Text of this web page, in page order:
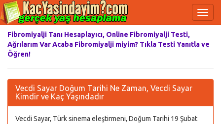
Fibromiyalji Tanı Hesaplayıcı, Online Fibromiyalji Testi,
Ağrılarım Var Acaba Fibromiyalji miyim? Tıkla Testi Yanıtla ve
Öğren!
Vecdi Sayar Doğum Tarihi Ne Zaman, Vecdi Sayar
Kimdir ve Kaç Yaşındadır
Vecdi Sayar, Türk sinema eleştirmeni, Doğum Tarihi 19 Şubat